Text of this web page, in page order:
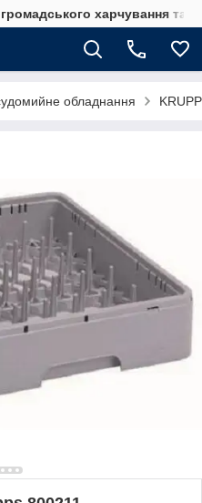
харчування та
обладнання